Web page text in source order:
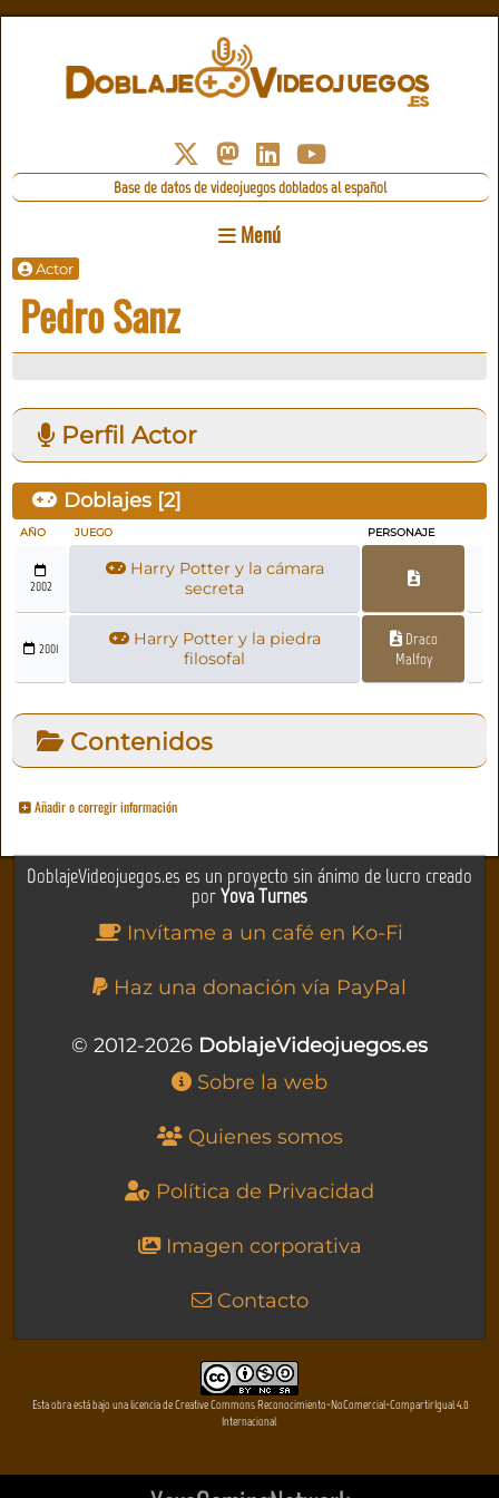
Base de datos de videojuegos doblados al español
Menú
Actor
Pedro Sanz
Perfil Actor
Doblajes [2]
AÑO JUEGO PERSONAJE
2002
Harry Potter y la cámara
secreta
2001
Harry Potter y la piedra
filosofal
Draco
Malfoy
Contenidos
Añadir o corregir información
DoblajeVideojuegos.es es un proyecto sin ánimo de lucro creado
porYova Turnes
Invítame a un café en Ko-Fi
Haz una donación vía PayPal
© 2012-2026 DoblajeVideojuegos.es
Sobre la web
Quienes somos
Política de Privacidad
Imagen corporativa
Contacto
Esta obra está bajo una licencia de Creative Commons Reconocimiento-NoComercial-CompartirIgual 4.0
Internacional